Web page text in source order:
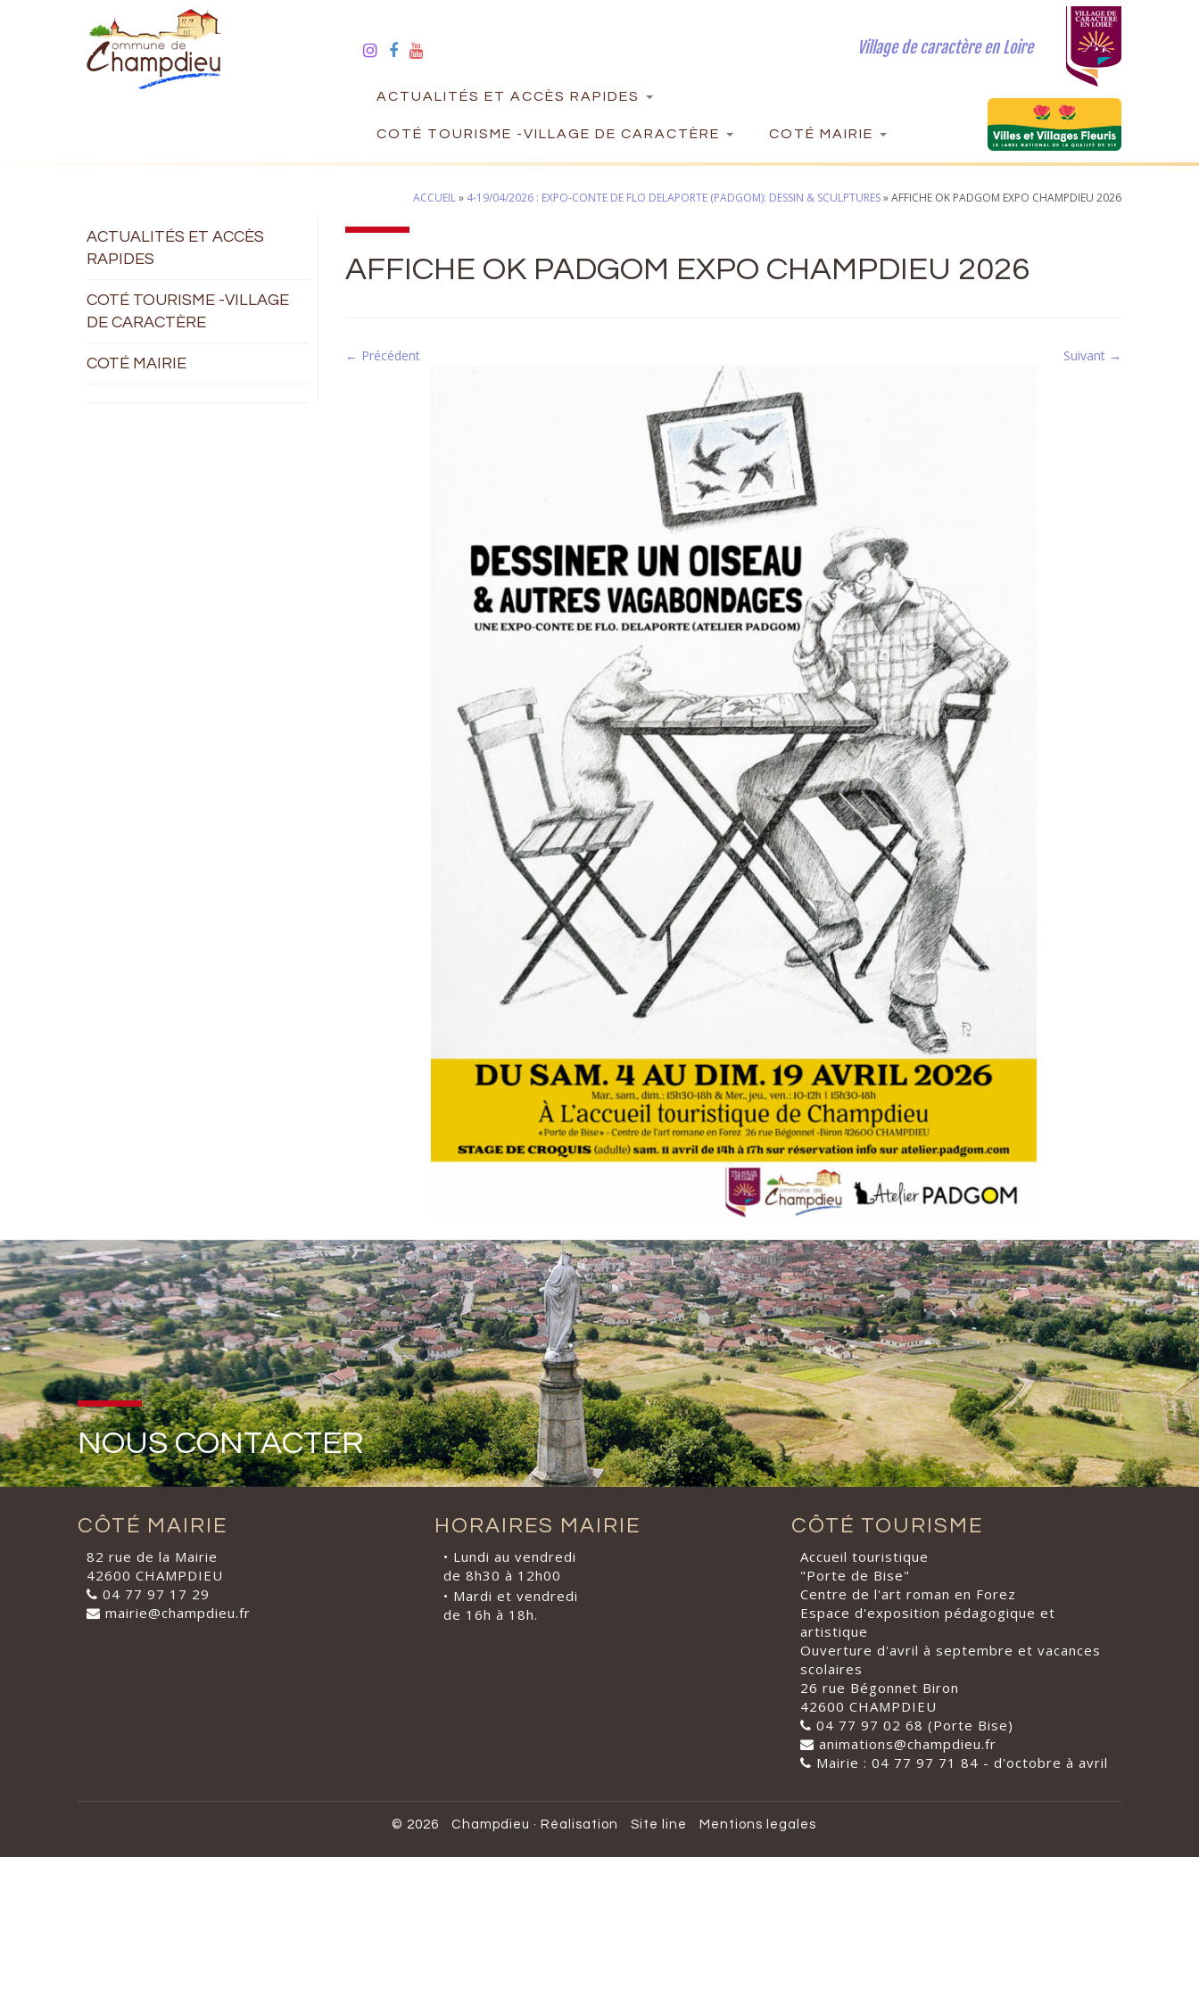
Village de caractère en Loire
ACTUALITÉS ET ACCÈS RAPIDES
COTÉ TOURISME -VILLAGE DE CARACTÈRE COTÉ MAIRIE
ACCUEIL» 4-19/04/2026 : EXPO-CONTE DE FLO DELAPORTE (PADGOM): DESSIN & SCULPTURES»AFFICHE OK PADGOM EXPO CHAMPDIEU 2026
ACTUALITÉS ET ACCÈS
RAPIDES
COTÉ TOURISME -VILLAGE
DE CARACTÈRE
COTÉ MAIRIE
AFFICHE OK PADGOM EXPO CHAMPDIEU 2026
← Précédent Suivant →
NOUS CONTACTER
CÔTÉ MAIRIE
82 rue de la Mairie
42600 CHAMPDIEU
04 77 97 17 29
mairie@champdieu.fr
HORAIRES MAIRIE
• Lundi au vendredi
de 8h30 à 12h00
• Mardi et vendredi
de 16h à 18h.
CÔTÉ TOURISME
Accueil touristique
"Porte de Bise"
Centre de l'art roman en Forez
Espace d'exposition pédagogique et
artistique
Ouverture d'avril à septembre et vacances
scolaires
26 rue Bégonnet Biron
42600 CHAMPDIEU
04 77 97 02 68 (Porte Bise)
animations@champdieu.fr
Mairie : 04 77 97 71 84 - d'octobre à avril
© 2026 Champdieu · Réalisation Site line Mentions legales